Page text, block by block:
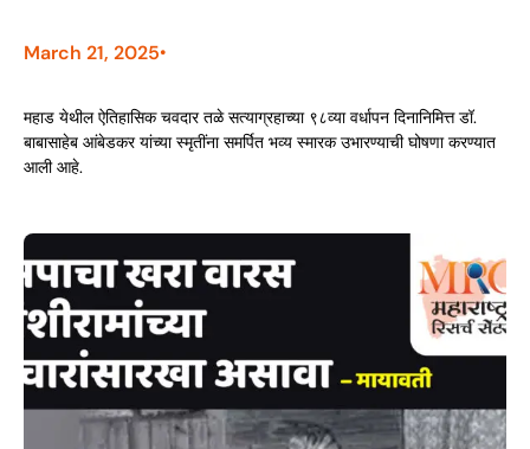
March 21, 2025•
महाड येथील ऐतिहासिक चवदार तळे सत्याग्रहाच्या ९८व्या वर्धापन दिनानिमित्त डॉ.
बाबासाहेब आंबेडकर यांच्या स्मृतींना समर्पित भव्य स्मारक उभारण्याची घोषणा करण्यात
आली आहे.